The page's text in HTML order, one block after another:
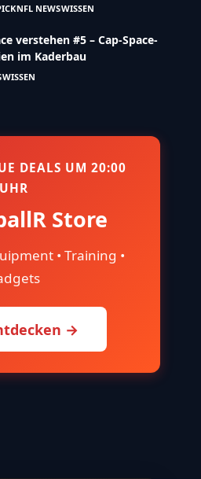
NFL NEWSWISSEN
verstehen #5 – Cap-Space-
im Kaderbau
WISSEN
DEALS UM 20:00
UHR
Store
• Training •
→